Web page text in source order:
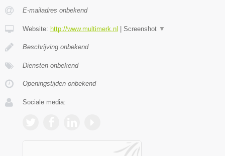
E-mailadres onbekend
Website: http://www.multimerk.nl Screenshot ▼
Beschrijving onbekend
Diensten onbekend
Openingstijden onbekend
Sociale media: